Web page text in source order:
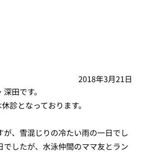
2018年3月21日
田です。
診となっております。
が、雪混じりの冷たい雨の一日でし
でしたが、水泳仲間のママ友とラン